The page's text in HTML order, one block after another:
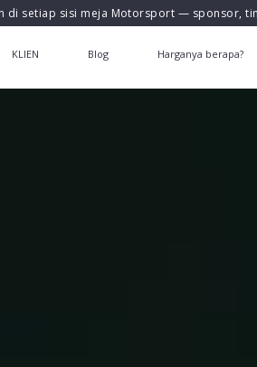
di setiap sisi meja Motorsport — sponsor,
KLIEN Blog Harganya berapa?